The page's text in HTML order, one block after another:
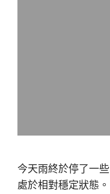
今天雨終於停了一
處於相對穩定狀態。